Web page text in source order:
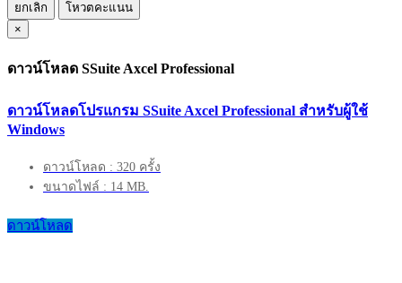
ยกเลิก
โหวตคะแนน
×
ดาวน์โหลด SSuite Axcel Professional
ดาวน์โหลดโปรแกรม SSuite Axcel Professional สำหรับผู้ใช้
Windows
ดาวน์โหลด : 320 ครั้ง
ขนาดไฟล์ : 14 MB.
ดาวน์โหลด